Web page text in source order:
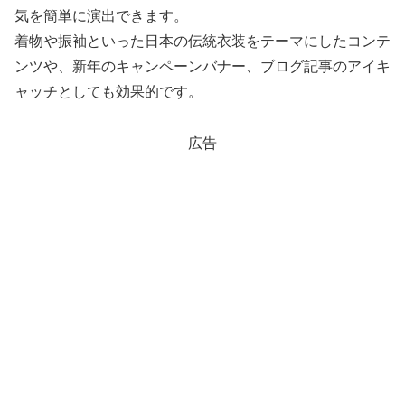
気を簡単に演出できます。
着物や振袖といった日本の伝統衣装をテーマにしたコンテ
ンツや、新年のキャンペーンバナー、ブログ記事のアイキ
ャッチとしても効果的です。
広告